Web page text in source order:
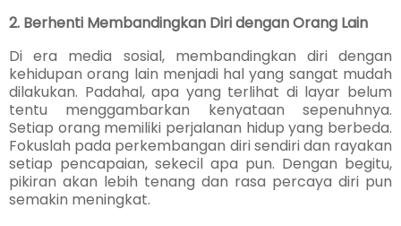
2. Berhenti Membandingkan Diri dengan Orang Lain
Di era media sosial, membandingkan diri dengan
kehidupan orang lain menjadi hal yang sangat mudah
dilakukan. Padahal, apa yang terlihat di layar belum
tentu menggambarkan kenyataan sepenuhnya.
Setiap orang memiliki perjalanan hidup yang berbeda.
Fokuslah pada perkembangan diri sendiri dan rayakan
setiap pencapaian, sekecil apa pun. Dengan begitu,
pikiran akan lebih tenang dan rasa percaya diri pun
semakin meningkat.